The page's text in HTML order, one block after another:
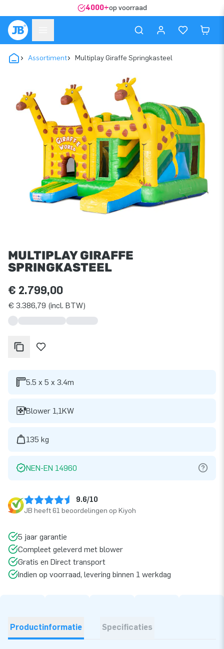
4000+op voorraad
Assortiment Multiplay Giraffe Springkasteel
MULTIPLAY GIRAFFE
SPRINGKASTEEL
€ 2.799,00
€ 3.386,79 (incl. BTW)
5.5 x 5 x 3.4m
Blower 1,1KW
135 kg
NEN-EN 14960
9.6/10
JB heeft 61 beoordelingen op Kiyoh
5 jaar garantie
Compleet geleverd met blower
Gratis en Direct transport
Indien op voorraad, levering binnen 1 werkdag
Productinformatie Specificaties